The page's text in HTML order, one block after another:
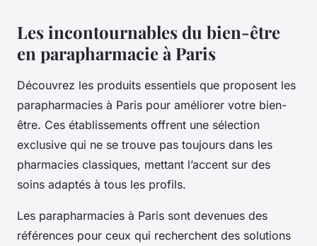
Les incontournables du bien-être
en parapharmacie à Paris
Découvrez les produits essentiels que proposent les
parapharmacies à Paris pour améliorer votre bien-
être. Ces établissements offrent une sélection
exclusive qui ne se trouve pas toujours dans les
pharmacies classiques, mettant l’accent sur des
soins adaptés à tous les profils.
Les parapharmacies à Paris sont devenues des
références pour ceux qui recherchent des solutions